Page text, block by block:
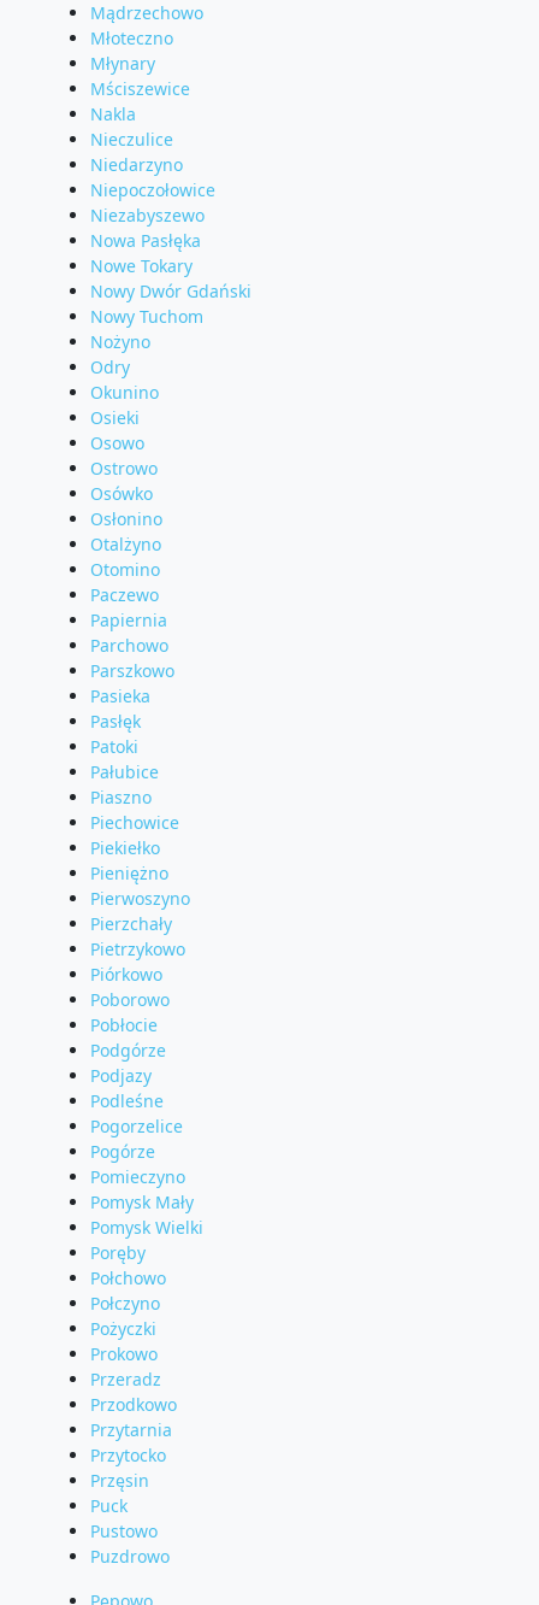
Mądrzechowo
Młoteczno
Młynary
Mściszewice
Nakla
Nieczulice
Niedarzyno
Niepoczołowice
Niezabyszewo
Nowa Pasłęka
Nowe Tokary
Nowy Dwór Gdański
Nowy Tuchom
Nożyno
Odry
Okunino
Osieki
Osowo
Ostrowo
Osówko
Osłonino
Otalżyno
Otomino
Paczewo
Papiernia
Parchowo
Parszkowo
Pasieka
Pasłęk
Patoki
Pałubice
Piaszno
Piechowice
Piekiełko
Pieniężno
Pierwoszyno
Pierzchały
Pietrzykowo
Piórkowo
Poborowo
Pobłocie
Podgórze
Podjazy
Podleśne
Pogorzelice
Pogórze
Pomieczyno
Pomysk Mały
Pomysk Wielki
Poręby
Połchowo
Połczyno
Pożyczki
Prokowo
Przeradz
Przodkowo
Przytarnia
Przytocko
Przęsin
Puck
Pustowo
Puzdrowo